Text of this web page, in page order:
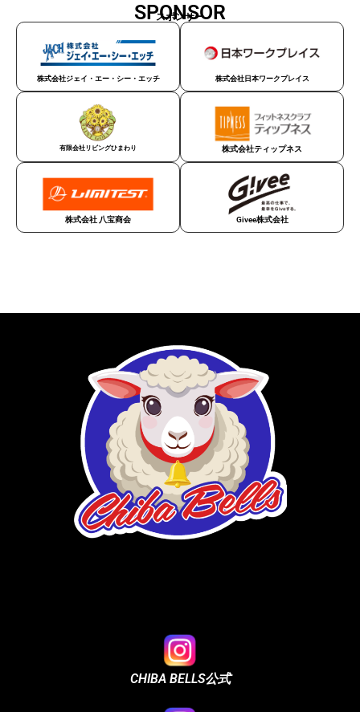
SPONSOR
スポンサー
株式会社ジェイ・エー・シー・エッチ 株式会社日本ワークプレイス
有限会社リビングひまわり 株式会社ティップネス
株式会社 八宝商会 Givee株式会社
CHIBA BELLS公式